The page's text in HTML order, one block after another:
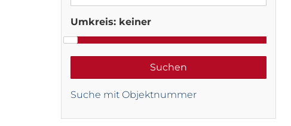
Umkreis: keiner
Suche mit Objektnummer